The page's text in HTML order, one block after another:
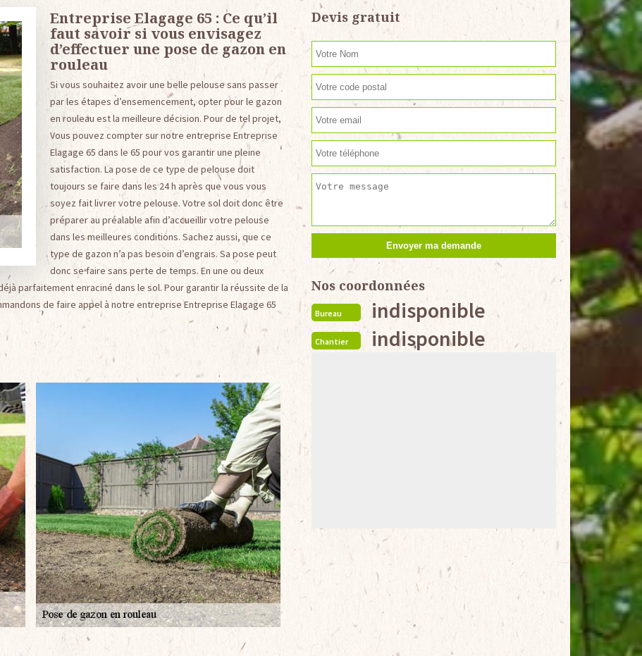
Entreprise Elagage 65 : Ce qu’il
faut savoir si vous envisagez
d’effectuer une pose de gazon en
rouleau
Si vous souhaitez avoir une belle pelouse sans passer
par les étapes d’ensemencement, opter pour le gazon
en rouleau est la meilleure décision. Pour de tel projet,
Vous pouvez compter sur notre entreprise Entreprise
Elagage 65 dans le 65 pour vos garantir une pleine
satisfaction. La pose de ce type de pelouse doit
toujours se faire dans les 24 h après que vous vous
soyez fait livrer votre pelouse. Votre sol doit donc être
préparer au préalable afin d’accueillir votre pelouse
dans les meilleures conditions. Sachez aussi, que ce
type de gazon n’a pas besoin d’engrais. Sa pose peut
donc se faire sans perte de temps. En une ou deux
parfaitement enraciné dans le sol. Pour garantir la réussite de la
de faire appel à notre entreprise Entreprise Elagage 65
Devis gratuit
Nos coordonnées
Bureau indisponible
Chantier indisponible